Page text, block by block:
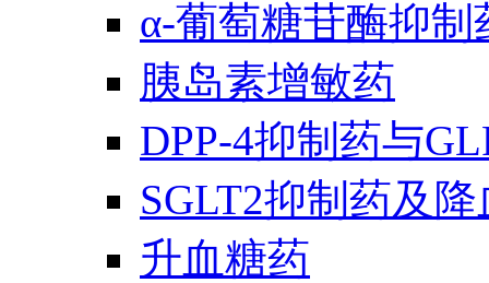
α-葡萄糖苷酶抑制
胰岛素增敏药
DPP-4抑制药与
SGLT2抑制药及
升血糖药